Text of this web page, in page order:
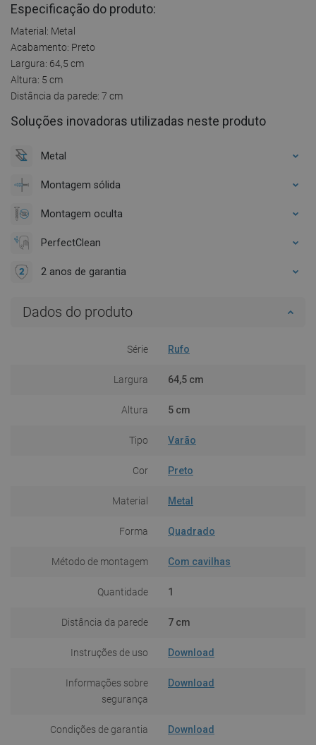
Especificação do produto:
Material: Metal
Acabamento: Preto
Largura: 64,5 cm
Altura: 5 cm
Distância da parede: 7 cm
Soluções inovadoras utilizadas neste produto
Metal
Montagem sólida
Montagem oculta
PerfectClean
2 anos de garantia
Dados do produto
Série Rufo
Largura 64,5 cm
Altura 5 cm
Tipo Varão
Cor Preto
Material Metal
Forma Quadrado
Método de montagem Com cavilhas
Quantidade 1
Distância da parede 7 cm
Instruções de uso Download
Informações sobre
segurança
Download
Condições de garantia Download